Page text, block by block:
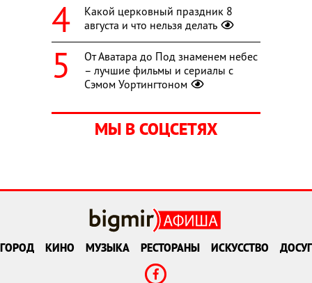
Какой церковный праздник 8
августа и что нельзя делать
От Аватара до Под знаменем небес
– лучшие фильмы и сериалы с
Сэмом Уортингтоном
МЫ В СОЦСЕТЯХ
ГОРОД КИНО МУЗЫКА РЕСТОРАНЫ ИСКУССТВО ДОСУГ